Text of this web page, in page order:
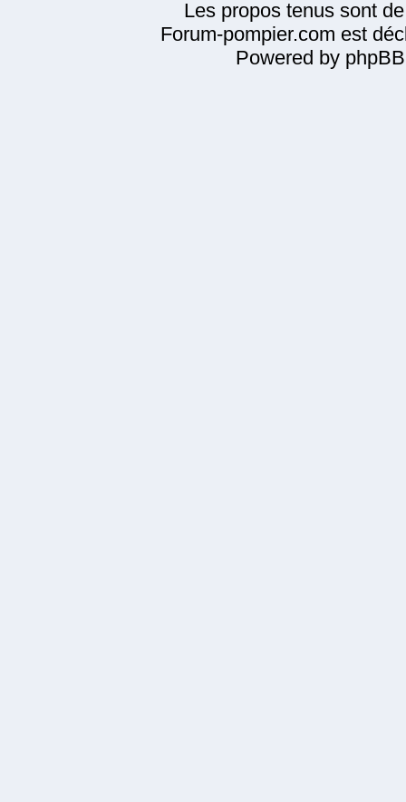
Les propos tenus sont
Forum-pompier.com est
Powered by